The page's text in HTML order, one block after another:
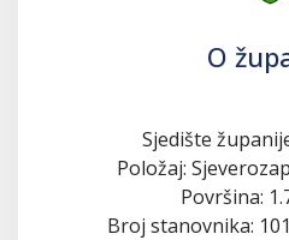
O
Sjedište
Položaj:
Površina:
Broj stanovnika: